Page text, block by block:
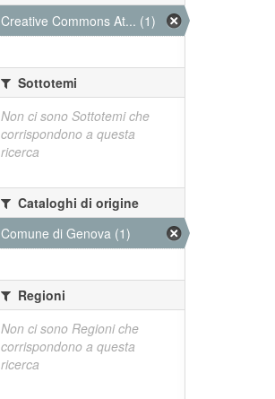
Creative Commons At... (1)
Sottotemi
Non ci sono Sottotemi che
corrispondono a questa
ricerca
Cataloghi di origine
Comune di Genova (1)
Regioni
Non ci sono Regioni che
corrispondono a questa
ricerca